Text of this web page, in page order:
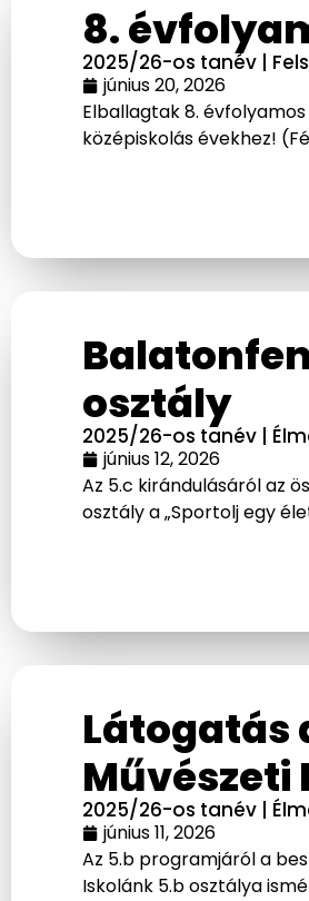
8.
2025/26-os tanév|
június 20, 2026
Elballagtak 8.
középiskolás évekhez!
osztály
2025/26-os tanév|
június 12, 2026
Az 5.c kirándulásáról az
osztály a „Sportolj egy
Látogatás
Művészeti
2025/26-os tanév|
június 11, 2026
Az 5.b programjáról a
Iskolánk 5.b osztálya